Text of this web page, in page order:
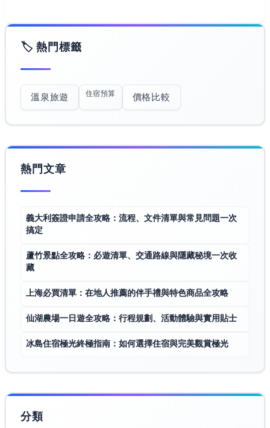
🏷️ 熱門標籤
溫泉旅遊 住宿預算 價格比較
熱門文章
義大利簽證申請全攻略：流程、文件清單與常見問題一次
搞定
蘆竹景點全攻略：必遊清單、交通路線與隱藏秘境一次收
藏
上海必買清單：在地人推薦的伴手禮與特色商品全攻略
仙湖農場一日遊全攻略：行程規劃、活動體驗與實用貼士
冰島住宿極光終極指南：如何選擇住宿與完美觀賞極光
分類